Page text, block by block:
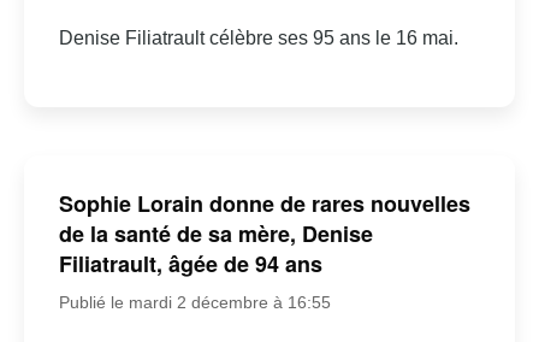
Denise Filiatrault célèbre ses 95 ans le 16 mai.
Sophie Lorain donne de rares nouvelles
de la santé de sa mère, Denise
Filiatrault, âgée de 94 ans
Publié le mardi 2 décembre à 16:55